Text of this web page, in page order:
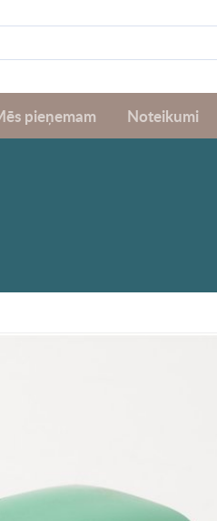
pieņemam Noteikumi